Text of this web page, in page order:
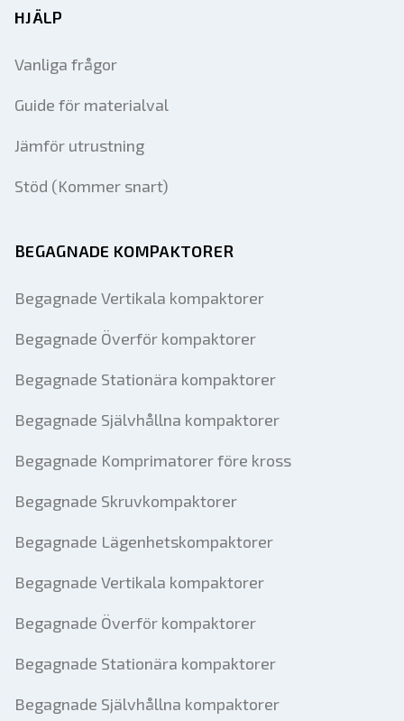
HJÄLP
Vanliga frågor
Guide för materialval
Jämför utrustning
Stöd (Kommer snart)
BEGAGNADE KOMPAKTORER
Begagnade Vertikala kompaktorer
Begagnade Överför kompaktorer
Begagnade Stationära kompaktorer
Begagnade Självhållna kompaktorer
Begagnade Komprimatorer före kross
Begagnade Skruvkompaktorer
Begagnade Lägenhetskompaktorer
Begagnade Vertikala kompaktorer
Begagnade Överför kompaktorer
Begagnade Stationära kompaktorer
Begagnade Självhållna kompaktorer